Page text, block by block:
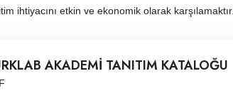
ihtiyacını etkin ve ekonomik olarak karşılamaktır.
AKADEMİ TANITIM KATALOĞU